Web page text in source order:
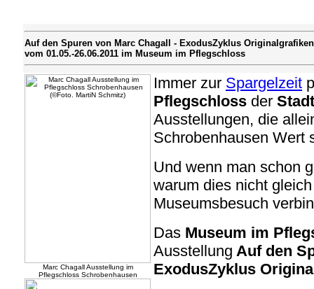
Auf den Spuren von Marc Chagall - ExodusZyklus
vom 01.05.-26.06.2011 im Museum im Pflegschloss
Marc Chagall Ausstellung im
Pflegschloss Schrobenhausen
Immer zur Spargelzeit
Pflegschloss der
Ausstellungen, die
Schrobenhausen Wert
Und wenn man schon
warum dies nicht
Museumsbesuch
Das Museum im
Ausstellung Auf den
ExodusZyklus